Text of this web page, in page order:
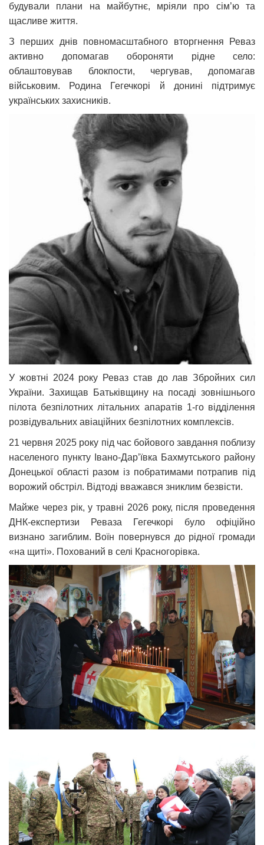
будували плани на майбутнє, мріяли про сім’ю та
щасливе життя.
З перших днів повномасштабного вторгнення Реваз
активно допомагав обороняти рідне село:
облаштовував блокпости, чергував, допомагав
військовим. Родина Гегечкорі й донині підтримує
українських захисників.
У жовтні 2024 року Реваз став до лав Збройних сил
України. Захищав Батьківщину на посаді зовнішнього
пілота безпілотних літальних апаратів 1-го відділення
розвідувальних авіаційних безпілотних комплексів.
21 червня 2025 року під час бойового завдання поблизу
населеного пункту Івано-Дар’ївка Бахмутського району
Донецької області разом із побратимами потрапив під
ворожий обстріл. Відтоді вважався зниклим безвісти.
Майже через рік, у травні 2026 року, після проведення
ДНК-експертизи Реваза Гегечкорі було офіційно
визнано загиблим. Воїн повернувся до рідної громади
«на щиті». Похований в селі Красногорівка.